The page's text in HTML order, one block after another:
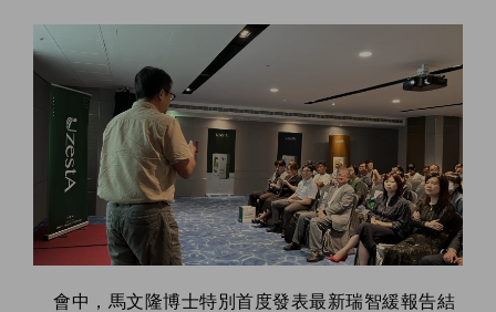
會中，馬文隆博士特別首度發表最新瑞智緩報告結